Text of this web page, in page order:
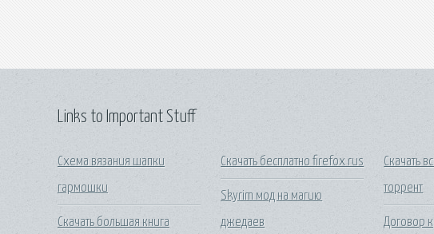
Links to Important Stuff
Схема вязания шапки
гармошки
Скачать большая книга
Скачать бесплатно firefox rus
Skyrim мод на магию
джедаев
Скачать
торрент
Договор